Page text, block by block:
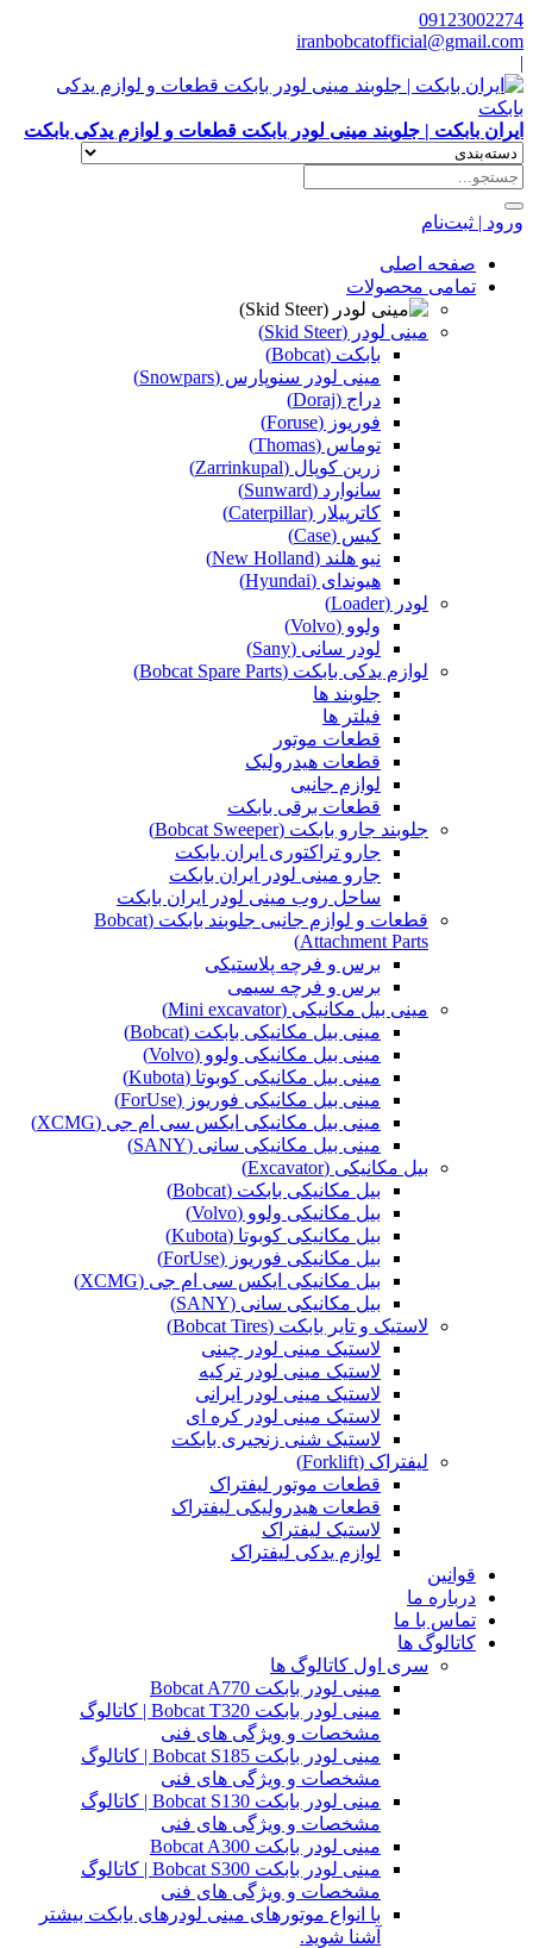
09123002274
iranbobcatofficial@gmail.com
|
ایران بابکت | جلوبند مینی لودر بابکت قطعات و لوازم یدکی بابکت
ورود | ثبت‌نام
صفحه اصلی
تمامی محصولات
مینی لودر (Skid Steer)
بابکت (Bobcat)
مینی لودر سنوپارس (Snowpars)
دراج (Doraj)
فوریوز (Foruse)
توماس (Thomas)
زرین کوپال (Zarrinkupal)
سانوارد (Sunward)
کاترپیلار (Caterpillar)
کیس (Case)
نیو هلند (New Holland)
هیوندای (Hyundai)
لودر (Loader)
ولوو (Volvo)
لودر سانی (Sany)
لوازم یدکی بابکت (Bobcat Spare Parts)
جلوبند ها
فیلتر ها
قطعات موتور
قطعات هیدرولیک
لوازم جانبی
قطعات برقی بابکت
جلوبند جارو بابکت (Bobcat Sweeper)
جارو تراکتوری ایران بابکت
جارو مینی لودر ایران بابکت
ساحل روب مینی لودر ایران بابکت
قطعات و لوازم جانبی جلوبند بابکت (Bobcat
Attachment Parts)
برس و فرچه پلاستیکی
برس و فرچه سیمی
مینی بیل مکانیکی (Mini excavator)
مینی بیل مکانیکی بابکت (Bobcat)
مینی بیل مکانیکی ولوو (Volvo)
مینی بیل مکانیکی کوبوتا (Kubota)
مینی بیل مکانیکی فوریوز (ForUse)
مینی بیل مکانیکی ایکس سی ام جی (XCMG)
مینی بیل مکانیکی سانی (SANY)
بیل مکانیکی (Excavator)
بیل مکانیکی بابکت (Bobcat)
بیل مکانیکی ولوو (Volvo)
بیل مکانیکی کوبوتا (Kubota)
بیل مکانیکی فوریوز (ForUse)
بیل مکانیکی ایکس سی ام جی (XCMG)
بیل مکانیکی سانی (SANY)
لاستیک و تایر بابکت (Bobcat Tires)
لاستیک مینی لودر چینی
لاستیک مینی لودر ترکیه
لاستیک مینی لودر ایرانی
لاستیک مینی لودر کره ای
لاستیک شنی زنجیری بابکت
لیفتراک (Forklift)
قطعات موتور لیفتراک
قطعات هیدرولیکی لیفتراک
لاستیک لیفتراک
لوازم یدکی لیفتراک
قوانین
درباره ما
تماس با ما
کاتالوگ ها
سری اول کاتالوگ ها
مینی لودر بابکت Bobcat A770
مینی لودر بابکت Bobcat T320 | کاتالوگ
مشخصات و ویژگی های فنی
مینی لودر بابکت Bobcat S185 | کاتالوگ
مشخصات و ویژگی های فنی
مینی لودر بابکت Bobcat S130 | کاتالوگ
مشخصات و ویژگی های فنی
مینی لودر بابکت Bobcat A300
مینی لودر بابکت Bobcat S300 | کاتالوگ
مشخصات و ویژگی های فنی
با انواع موتورهای مینی لودرهای بابکت بیشتر
آشنا شوید.